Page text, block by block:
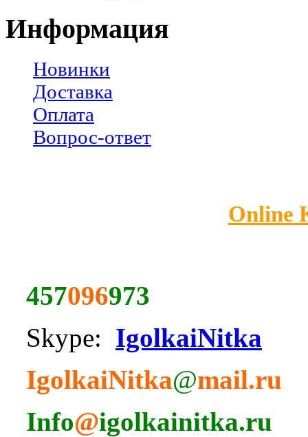
Информация
Новинки
Доставка
Оплата
Вопрос-ответ
Online
457096973
Skype: IgolkaiNitka
IgolkaiNitka@mail.ru
Info@igolkainitka.ru